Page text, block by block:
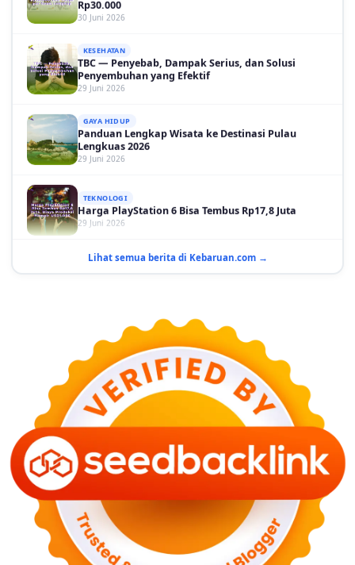
KESEHATAN
Penyembuhan yang Efektif
29 Juni 2026
GAYA HIDUP
Lengkuas 2026
29 Juni 2026
29 Juni 2026
Terduga
Bahaya Memakai Softlens untuk Mata yang Jarang
Diketahui
29 Juni 2026
NASIONAL
PLN Kalimantan Lakukan Manajemen Beban
Akibat Gangguan PLTGU
29 Juni 2026
KEUANGAN & INVESTASI
Harga Minyak Dunia Hari Ini Naik, WTI dan Brent
Sama-sama Menguat
GAYA HIDUP
Sinopsis Film Marauders, Misteri Perampokan
Bank dengan Konspirasi Tersembunyi
30 Juni 2026
Lihat semua berita di Kebaruan.com →